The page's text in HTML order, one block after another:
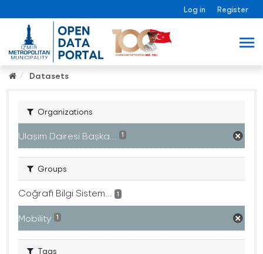
Log in Register
Datasets
Organizations
Ulaşım Dairesi Başka... 1
Groups
Coğrafi Bilgi Sistem... 1
Mobility 1
Tags